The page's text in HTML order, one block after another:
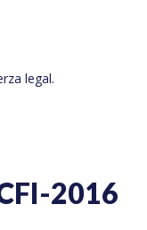
legal.
2016